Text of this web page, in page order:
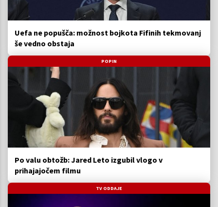
Uefa ne popušča: možnost bojkota Fifinih tekmovanj
še vedno obstaja
POPIN
Po valu obtožb: Jared Leto izgubil vlogo v
prihajajočem filmu
TV ODDAJE